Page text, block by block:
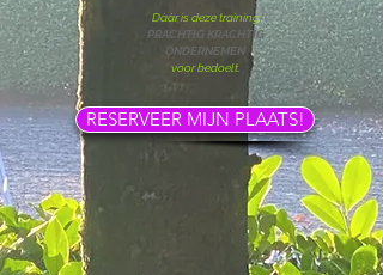
Dààr is deze training
PRACHTIG KRACHTIG
ONDERNEMEN
voor bedoelt.
RESERVEER MIJN PLAATS!